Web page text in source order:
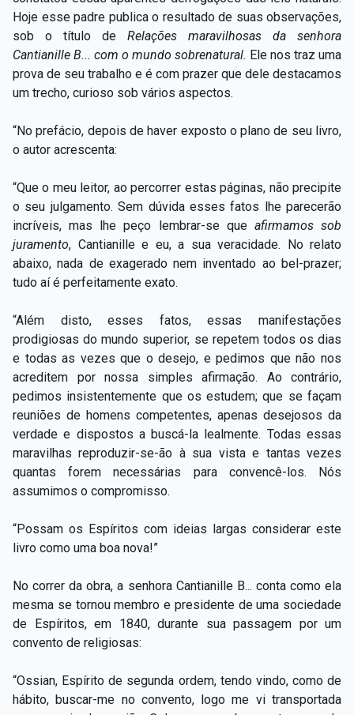
Hoje esse padre publica o resultado de suas observações,
sob o título de Relações maravilhosas da senhora
Cantianille B... com o mundo sobrenatural. Ele nos traz uma
prova de seu trabalho e é com prazer que dele destacamos
um trecho, curioso sob vários aspectos.
“No prefácio, depois de haver exposto o plano de seu livro,
o autor acrescenta:
“Que o meu leitor, ao percorrer estas páginas, não precipite
o seu julgamento. Sem dúvida esses fatos lhe parecerão
incríveis, mas lhe peço lembrar-se que afirmamos sob
juramento, Cantianille e eu, a sua veracidade. No relato
abaixo, nada de exagerado nem inventado ao bel-prazer;
tudo aí é perfeitamente exato.
“Além disto, esses fatos, essas manifestações
prodigiosas do mundo superior, se repetem todos os dias
e todas as vezes que o desejo, e pedimos que não nos
acreditem por nossa simples afirmação. Ao contrário,
pedimos insistentemente que os estudem; que se façam
reuniões de homens competentes, apenas desejosos da
verdade e dispostos a buscá-la lealmente. Todas essas
maravilhas reproduzir-se-ão à sua vista e tantas vezes
quantas forem necessárias para convencê-los. Nós
assumimos o compromisso.
“Possam os Espíritos com ideias largas considerar este
livro como uma boa nova!”
No correr da obra, a senhora Cantianille B... conta como ela
mesma se tornou membro e presidente de uma sociedade
de Espíritos, em 1840, durante sua passagem por um
convento de religiosas:
“Ossian, Espírito de segunda ordem, tendo vindo, como de
hábito, buscar-me no convento, logo me vi transportada